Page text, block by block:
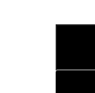
Zoeken